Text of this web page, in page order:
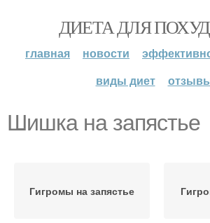
ДИЕТА ДЛЯ
главная новости
виды диет
Шишка на запястье
Гигромы на запястье